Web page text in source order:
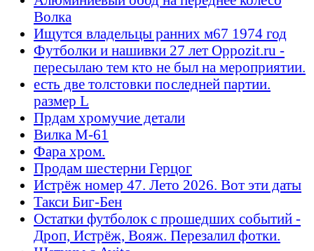
Волка
Ищутся владельцы ранних м67 1974 год
Футболки и нашивки 27 лет Oppozit.ru -
пересылаю тем кто не был на мероприятии.
есть две толстовки последней партии.
размер L
Прдам хромучие детали
Вилка М-61
Фара хром.
Продам шестерни Герцог
Истрёж номер 47. Лето 2026. Вот эти даты
Такси Биг-Бен
Остатки футболок с прошедших событий -
Дроп, Истрёж, Вояж. Перезалил фотки.